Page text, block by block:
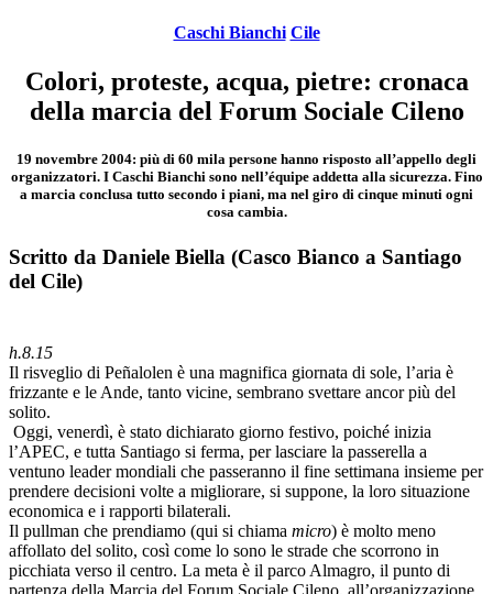
Caschi Bianchi Cile
Colori, proteste, acqua, pietre: cronaca
della marcia del Forum Sociale Cileno
19 novembre 2004: più di 60 mila persone hanno risposto all’appello degli
organizzatori. I Caschi Bianchi sono nell’équipe addetta alla sicurezza. Fino
a marcia conclusa tutto secondo i piani, ma nel giro di cinque minuti ogni
cosa cambia.
Scritto da Daniele Biella (Casco Bianco a Santiago
del Cile)
h.8.15
Il risveglio di Peñalolen è una magnifica giornata di sole, l’aria è
frizzante e le Ande, tanto vicine, sembrano svettare ancor più del
solito.
Oggi, venerdì, è stato dichiarato giorno festivo, poiché inizia
l’APEC, e tutta Santiago si ferma, per lasciare la passerella a
ventuno leader mondiali che passeranno il fine settimana insieme per
prendere decisioni volte a migliorare, si suppone, la loro situazione
economica e i rapporti bilaterali.
Il pullman che prendiamo (qui si chiama micro) è molto meno
affollato del solito, così come lo sono le strade che scorrono in
picchiata verso il centro. La meta è il parco Almagro, il punto di
partenza della Marcia del Forum Sociale Cileno, all’organizzazione